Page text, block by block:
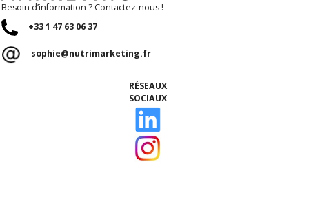
Besoin d’information ? Contactez-nous !
+33 1 47 63 06 37
sophie@nutrimarketing.fr
RÉSEAUX
SOCIAUX